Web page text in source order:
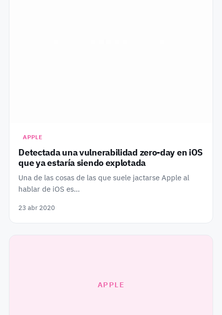
APPLE
Detectada una vulnerabilidad zero-day en iOS
que ya estaría siendo explotada
Una de las cosas de las que suele jactarse Apple al
hablar de iOS es…
23 abr 2020
APPLE